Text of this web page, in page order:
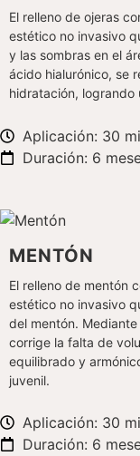
El relleno de ojeras
estético no invasivo
y las sombras en el
ácido hialurónico, se
hidratación, logrando
Aplicación: 30
Duración: 6
MENTÓN
El relleno de mentón
estético no invasivo
del mentón.
corrige la falta de
equilibrado y
juvenil.
Aplicación: 30
Duración: 6